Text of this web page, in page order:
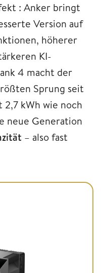
: Anker bringt
Version auf
höherer
KI-
4 macht der
Sprung seit
kWh wie noch
neue Generation
– also fast